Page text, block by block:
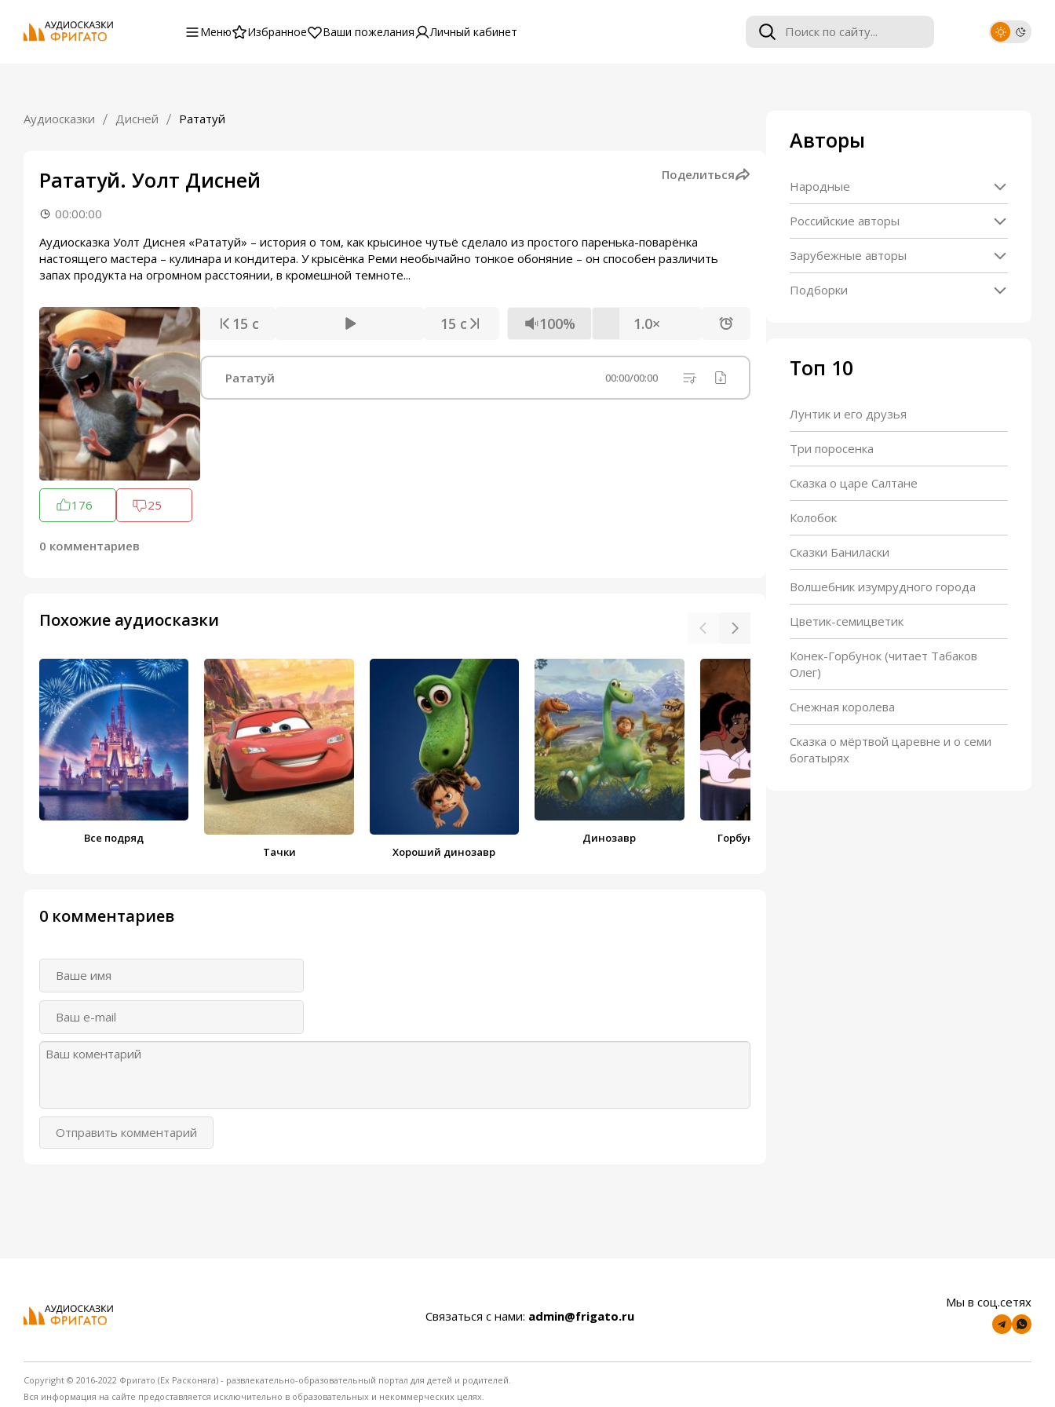
Меню Избранное Ваши пожелания Личный кабинет
Аудиосказки Дисней Рататуй
Рататуй. Уолт Дисней Поделиться
00:00:00
Аудиосказка Уолт Диснея «Рататуй» – история о том, как крысиное чутьё сделало из простого паренька-поварёнка
настоящего мастера – кулинара и кондитера. У крысёнка Реми необычайно тонкое обоняние – он способен различить
запах продукта на огромном расстоянии, в кромешной темноте...
176 25
0 комментариев
15 с 15 с 100% 1.0×
Рататуй 00:00/00:00
Похожие аудиосказки
Все подряд
Тачки
Хороший динозавр
Динозавр Горбун из Нотр-Дама
скунс
0 комментариев
Отправить комментарий
Авторы
Народные
Российские авторы
Зарубежные авторы
Подборки
Топ 10
Лунтик и его друзья
Три поросенка
Сказка о царе Салтане
Колобок
Сказки Баниласки
Волшебник изумрудного города
Цветик-семицветик
Конек-Горбунок (читает Табаков
Олег)
Снежная королева
Сказка о мёртвой царевне и о семи
богатырях
Связаться с нами: admin@frigato.ru
Мы в соц.сетях
Copyright © 2016-2022 Фригато (Ex Расконяга) - развлекательно-образовательный портал для детей и родителей.
Вся информация на сайте предоставляется исключительно в образовательных и некоммерческих целях.